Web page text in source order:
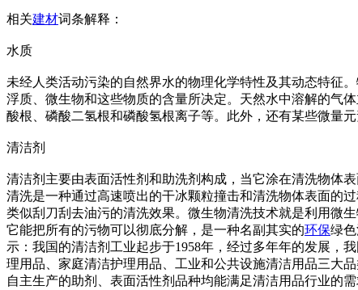
相关建材词条解释：
水质
未经人类活动污染的自然界水的物理化学特性及其动态特征
浮质、微生物和这些物质的含量所决定。天然水中溶解的气
酸根、磷酸二氢根和磷酸氢根离子等。此外，还有某些微量
清洁剂
清洁剂主要由表面活性剂和助洗剂构成，当它涂在清洗物体
清洗是一种通过高速喷出的干冰颗粒撞击和清洗物体表面的
类似刮刀刮去油污的清洗效果。微生物清洗技术就是利用微
它能把所有的污物可以彻底分解，是一种名副其实的环保绿
示：我国的清洁剂工业起步于1958年，经过多年年的发展，
理用品、家庭清洁护理用品、工业和公共设施清洁用品三大
自主生产的助剂、表面活性剂品种均能满足清洁用品行业的